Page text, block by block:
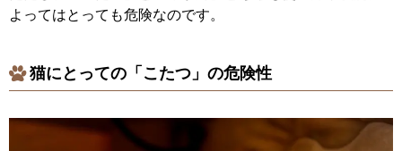
よってはとっても危険なのです。
猫にとっての「こたつ」の危険性